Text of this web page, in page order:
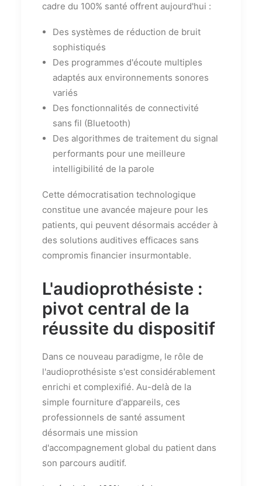
cadre du 100% santé offrent aujourd'hui :
Des systèmes de réduction de bruit
sophistiqués
Des programmes d'écoute multiples
adaptés aux environnements sonores
variés
Des fonctionnalités de connectivité
sans fil (Bluetooth)
Des algorithmes de traitement du signal
performants pour une meilleure
intelligibilité de la parole
Cette démocratisation technologique
constitue une avancée majeure pour les
patients, qui peuvent désormais accéder à
des solutions auditives efficaces sans
compromis financier insurmontable.
L'audioprothésiste :
pivot central de la
réussite du dispositif
Dans ce nouveau paradigme, le rôle de
l'audioprothésiste s'est considérablement
enrichi et complexifié. Au-delà de la
simple fourniture d'appareils, ces
professionnels de santé assument
désormais une mission
d'accompagnement global du patient dans
son parcours auditif.